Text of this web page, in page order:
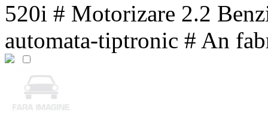
520i # Motorizare 2.2
automata-tiptronic # An